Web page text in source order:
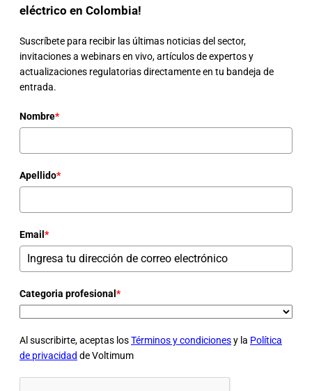
eléctrico en Colombia!
Suscríbete para recibir las últimas noticias del sector,
invitaciones a webinars en vivo, artículos de expertos y
actualizaciones regulatorias directamente en tu bandeja de
entrada.
Nombre*
Apellido*
Email *
Categoria profesional *
Al suscribirte, aceptas losTérminos y condicionesy la Política
de privacidad de Voltimum